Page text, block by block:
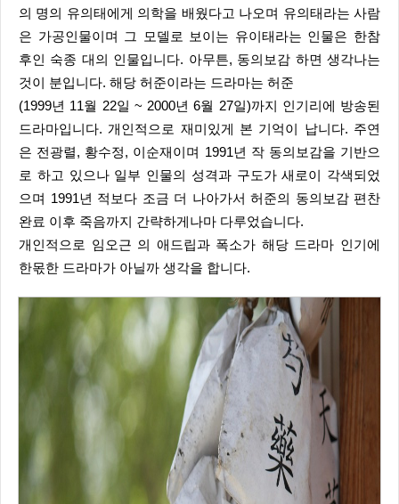
의 명의 유의태에게 의학을 배웠다고 나오며 유의태라는 사람
은 가공인물이며 그 모델로 보이는 유이태라는 인물은 한참
후인 숙종 대의 인물입니다. 아무튼, 동의보감 하면 생각나는
것이 분입니다. 해당 허준이라는 드라마는 허준
(1999년 11월 22일 ~ 2000년 6월 27일)까지 인기리에 방송된
드라마입니다. 개인적으로 재미있게 본 기억이 납니다. 주연
은 전광렬, 황수정, 이순재이며 1991년 작 동의보감을 기반으
로 하고 있으나 일부 인물의 성격과 구도가 새로이 각색되었
으며 1991년 적보다 조금 더 나아가서 허준의 동의보감 편찬
완료 이후 죽음까지 간략하게나마 다루었습니다.
개인적으로 임오근 의 애드립과 폭소가 해당 드라마 인기에
한몫한 드라마가 아닐까 생각을 합니다.